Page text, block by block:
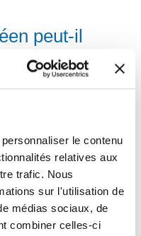
le contenu
relatives aux
trafic. Nous
sur l'utilisation de
médias sociaux, de
combiner celles-ci
peut-il
?
légale et
vivre/papiers-
a>, vous
pendant vos
un titre de séjour
à titre accessoire